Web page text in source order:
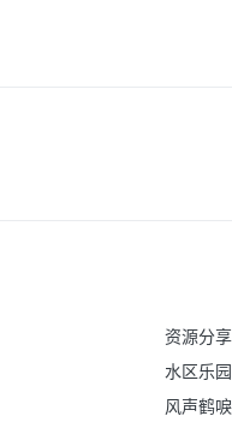
资源分享
水区乐园